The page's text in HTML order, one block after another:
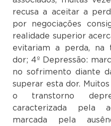
recusa a aceitar a
por negociações
realidade superior
evitariam a perda, na
dor; 4º Depressão:
no sofrimento diante
superar esta dor.
o transtorno
caracterizada pela
marcada pela